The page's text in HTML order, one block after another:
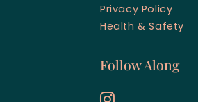
Privacy Policy
Health & Safety
Follow Along
instagram